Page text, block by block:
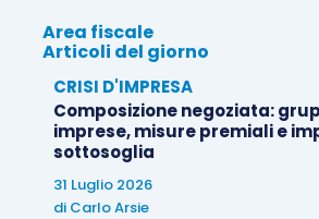
Area fiscale
Articoli del giorno
CRISI D'IMPRESA
Composizione negoziata:
imprese, misure premiali e
sottosoglia
31 Luglio 2026
di Carlo Arsie